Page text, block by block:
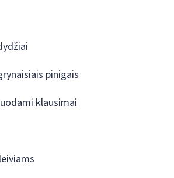
pinigais
klausimai